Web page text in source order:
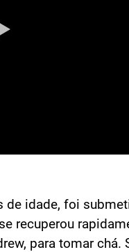
de idade, foi
recuperou
para tomar chá.